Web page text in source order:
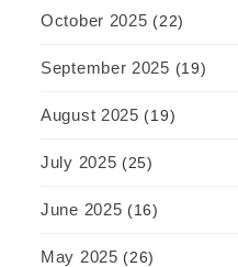
October 2025 (22)
September 2025 (19)
August 2025 (19)
July 2025 (25)
June 2025 (16)
May 2025 (26)